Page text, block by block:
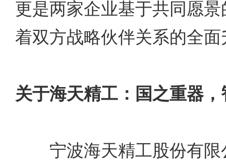
更是两家企业基于共同愿
着双方战略伙伴关系的全面
关于海天精工：国之重器
宁波海天精工股份有限